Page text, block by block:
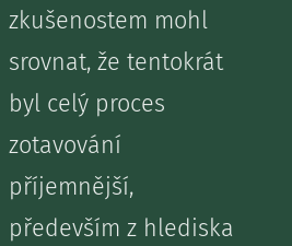
zkušenostem mohl
srovnat, že tentokrát
byl celý proces
zotavování
příjemnější,
především z hlediska